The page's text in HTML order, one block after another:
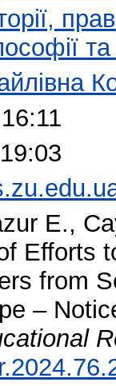
та
Е.,
Efforts
from
–